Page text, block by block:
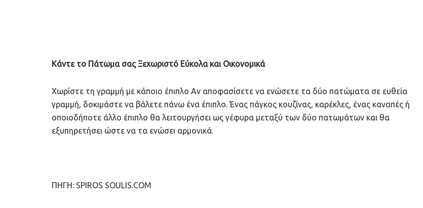
Κάντε το Πάτωμα σας Ξεχωριστό Εύκολα και Οικονομικά
Χωρίστε τη γραμμή με κάποιο έπιπλο Αν αποφασίσετε να ενώσετε τα δύο πατώματα σε ευθεία
γραμμή, δοκιμάστε να βάλετε πάνω ένα έπιπλο. Ένας πάγκος κουζίνας, καρέκλες, ένας καναπές ή
οποιοδήποτε άλλο έπιπλο θα λειτουργήσει ως γέφυρα μεταξύ των δύο πατωμάτων και θα
εξυπηρετήσει ώστε να τα ενώσει αρμονικά.
ΠΗΓΗ: SPIROS SOULIS.COM